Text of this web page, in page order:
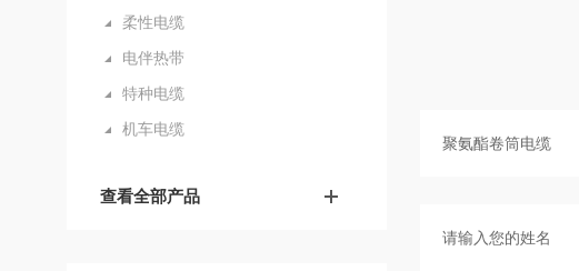
柔性电缆
电伴热带
特种电缆
机车电缆
查看全部产品